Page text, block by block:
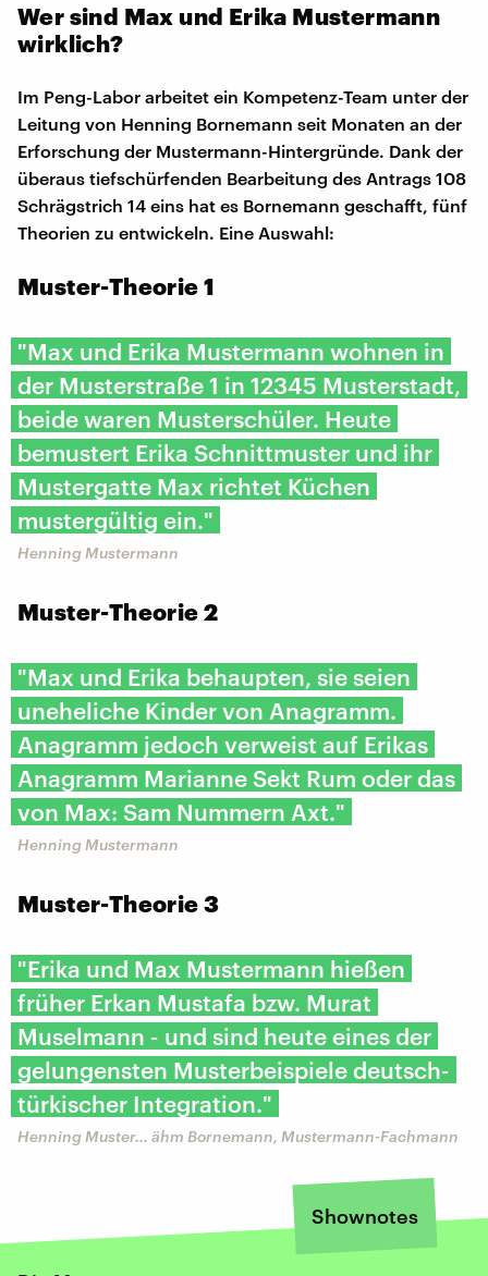
Wer sind Max und Erika Mustermann
wirklich?
Im Peng-Labor arbeitet ein Kompetenz-Team unter der
Leitung von Henning Bornemann seit Monaten an der
Erforschung der Mustermann-Hintergründe. Dank der
überaus tiefschürfenden Bearbeitung des Antrags 108
Schrägstrich 14 eins hat es Bornemann geschafft, fünf
Theorien zu entwickeln. Eine Auswahl:
Muster-Theorie 1
"Max und Erika Mustermann wohnen in
der Musterstraße 1 in 12345 Musterstadt,
beide waren Musterschüler. Heute
bemustert Erika Schnittmuster und ihr
Mustergatte Max richtet Küchen
mustergültig ein."
Henning Mustermann
Muster-Theorie 2
"Max und Erika behaupten, sie seien
uneheliche Kinder von Anagramm.
Anagramm jedoch verweist auf Erikas
Anagramm Marianne Sekt Rum oder das
von Max: Sam Nummern Axt."
Henning Mustermann
Muster-Theorie 3
"Erika und Max Mustermann hießen
früher Erkan Mustafa bzw. Murat
Muselmann - und sind heute eines der
gelungensten Musterbeispiele deutsch-
türkischer Integration."
Henning Muster... ähm Bornemann, Mustermann-Fachmann
Shownotes